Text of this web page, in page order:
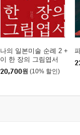
나의 일본미술 순례 2 +
이 한 장의 그림엽서
20,700원 (10% 할인)